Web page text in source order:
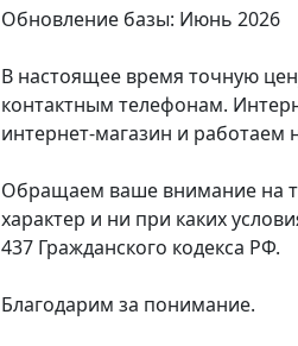
Обновление базы: Июнь 2026
В настоящее время точную
контактным телефонам.
интернет-магазин и работаем
Обращаем ваше внимание на
характер и ни при каких
437 Гражданского кодекса РФ.
Благодарим за понимание.